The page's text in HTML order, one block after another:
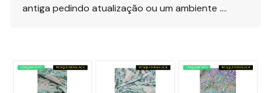
antiga pedindo atualização ou um ambiente ….